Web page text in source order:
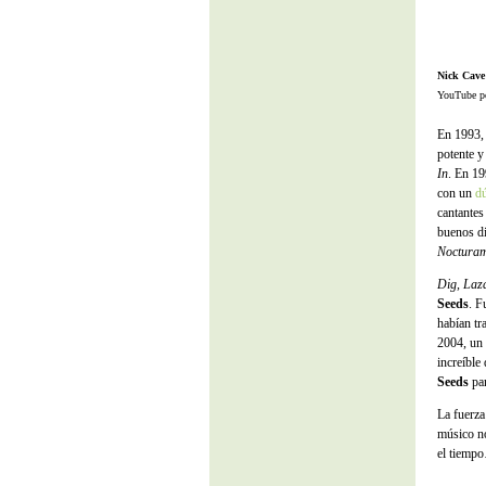
Nick
YouTube
En 1993,
potente
In. En
con un
buenos
Dig,
Seeds.
habían
2004, un
increíble
Seeds
La
músico
el